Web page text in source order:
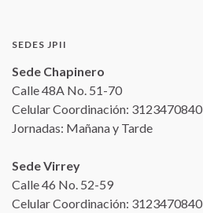
SEDES JPII
Sede Chapinero
Calle 48A No. 51-70
Celular Coordinación: 3123470840
Jornadas: Mañana y Tarde
Sede Virrey
Calle 46 No. 52-59
Celular Coordinación: 3123470840